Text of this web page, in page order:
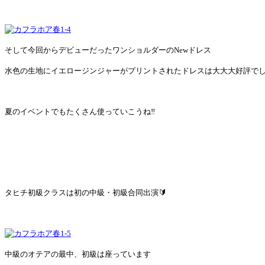
そして今回からデビューだったワンショルダーのNewドレス
水色の生地にイエロージンジャーがプリントされたドレスは大大大好評で
夏のイベントでもたくさん使っていこうね‼
タヒチ初級クラスは初の中級・初級合同出演🔰
中級のオテアの最中、初級は座っています